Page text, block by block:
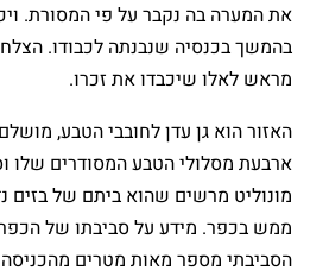
את המערה בה נקבר על פי המסורת.
בהמשך בכנסיה שנבנתה לכבודו.
מראש לאלו שיכבדו את זכרו.
האזור הוא גן עדן לחובבי הטבע,
ארבעת מסלולי הטבע המסודרים שלו
ממש בכפר. מידע על סביבתו של
הסביבתי מספר מאות מטרים